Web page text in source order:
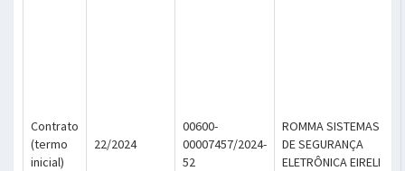
Contrato
(termo
inicial)
22/2024
00600-
00007457/2024-
52
ROMMA SISTEMAS
DE SEGURANÇA
ELETRÔNICA EIRELI